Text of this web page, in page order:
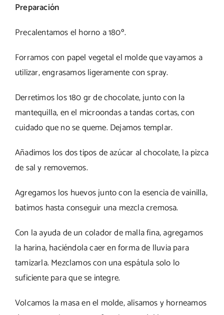
Preparación
Precalentamos el horno a 180º.
Forramos con papel vegetal el molde que vayamos a
utilizar, engrasamos ligeramente con spray.
Derretimos los 180 gr de chocolate, junto con la
mantequilla, en el microondas a tandas cortas, con
cuidado que no se queme. Dejamos templar.
Añadimos los dos tipos de azúcar al chocolate, la pizca
de sal y removemos.
Agregamos los huevos junto con la esencia de vainilla,
batimos hasta conseguir una mezcla cremosa.
Con la ayuda de un colador de malla fina, agregamos
la harina, haciéndola caer en forma de lluvia para
tamizarla. Mezclamos con una espátula solo lo
suficiente para que se integre.
Volcamos la masa en el molde, alisamos y horneamos